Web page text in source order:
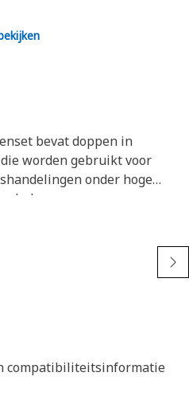
bevat doppen in
worden gebruikt voor
onder hoge
slagdoppen in metrieke
compatibiliteitsinformatie